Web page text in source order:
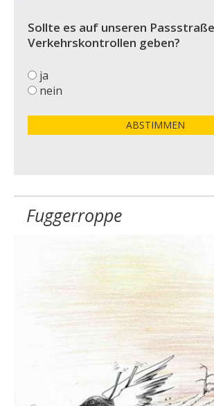
Sollte es auf unseren
Verkehrskontrollen geben?
ja
nein
ABSTIMMEN
Fuggerroppe